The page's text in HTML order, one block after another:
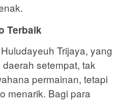
Terbaik
Trijaya, yang
setempat, tak
permainan, tetapi
menarik. Bagi para